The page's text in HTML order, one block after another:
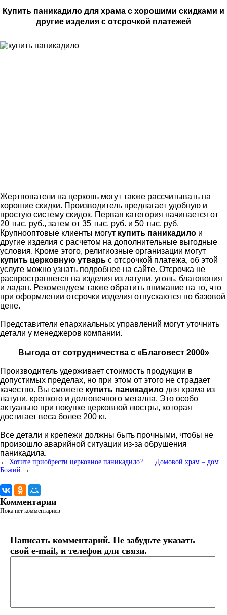
Купить паникадило для храма с хорошими скидками и
другие изделия с отсрочкой платежей
Жертвователи на церковь могут также рассчитывать на
хорошие скидки. Производитель предлагает удобную и
простую систему скидок. Первая категория начинается от
20 тыс. руб., затем от 35 тыс. руб. и 50 тыс. руб.
Крупнооптовые клиенты могут купить паникадило и
другие изделия с расчетом на дополнительные выгодные
условия. Кроме этого, религиозные организации могут
купить церковную утварь с отсрочкой платежа, об этой
услуге можно узнать подробнее на сайте. Отсрочка не
распространяется на изделия из латуни, уголь, благовония
и ладан. Рекомендуем также обратить внимание на то, что
при оформлении отсрочки изделия отпускаются по базовой
цене.
Представители епархиальных управлений могут уточнить
детали у менеджеров компании.
Выгода от сотрудничества с «Благовест 2000»
Производитель удерживает стоимость продукции в
допустимых пределах, но при этом от этого не страдает
качество. Вы сможете купить паникадило для храма из
латуни, крепкого и долговечного металла. Это особо
актуально при покупке церковной люстры, которая
достигает веса более 200 кг.
Все детали и крепежи должны быть прочными, чтобы не
произошло аварийной ситуации из-за обрушения
паникадила.
← Хотите приобрести церковное паникадило?
Домовой храм – дом
Божий →
Комментарии
Пока нет комментариев
Написать комментарий. Не забудьте указать
свой e-mail, и телефон для связи.